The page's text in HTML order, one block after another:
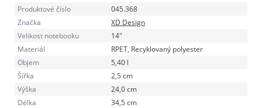
Produktové číslo
045.368
Značka
XD Design
Velikost notebooku
14"
Materiál
RPET, Recyklovaný polyester
Objem
5,40 l
Šířka
2,5 cm
Výška
24,0 cm
Délka
34,5 cm